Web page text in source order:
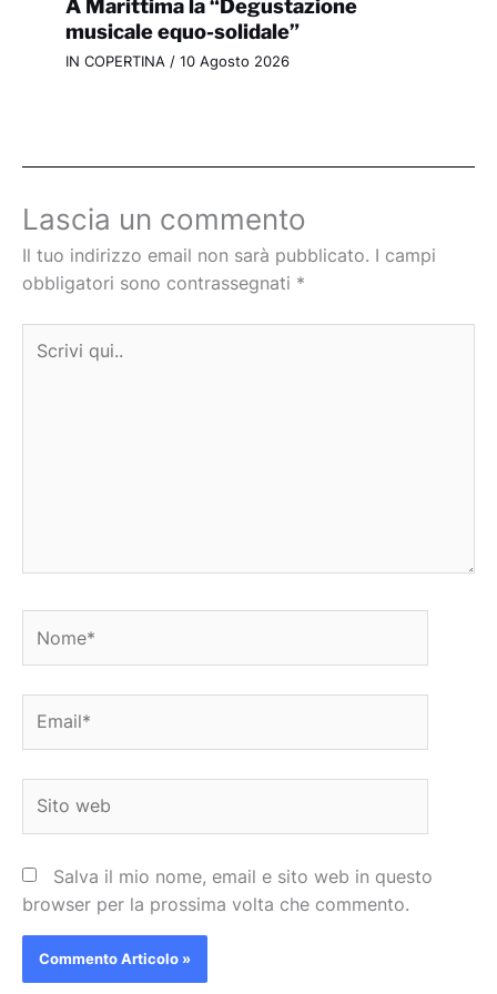
A Marittima la “Degustazione
musicale equo-solidale”
IN COPERTINA / 10 Agosto 2026
Lascia un commento
Il tuo indirizzo email non sarà pubblicato. I campi
obbligatori sono contrassegnati *
qui..
web
Salva il mio nome, email e sito web in questo
browser per la prossima volta che commento.